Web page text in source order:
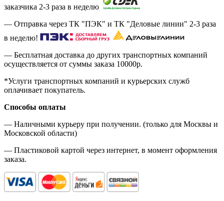
заказчика 2-3 раза в неделю
— Отправка через ТК "ПЭК" и ТК "Деловые линии" 2-3 раза
в неделю!
— Бесплатная доставка до других транспортных компаний
осуществляется от суммы заказа 10000р.
*Услуги транспортных компаний и курьерских служб
оплачивает покупатель.
Способы оплаты
— Наличными курьеру при получении. (только для Москвы и
Московской области)
— Пластиковой картой через интернет, в момент оформления
заказа.